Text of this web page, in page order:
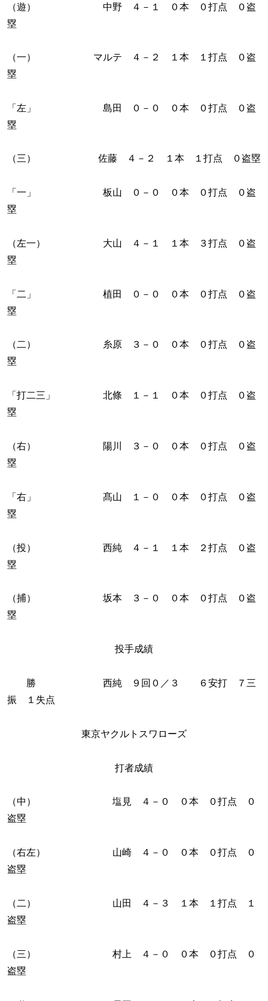
（遊） 中野 ４－１ ０本 ０打点 ０盗
塁
（一） マルテ ４－２ １本 １打点 ０盗
塁
「左」 島田 ０－０ ０本 ０打点 ０盗
塁
（三） 佐藤 ４－２ １本 １打点 ０盗塁
「一」 板山 ０－０ ０本 ０打点 ０盗
塁
（左一） 大山 ４－１ １本 ３打点 ０盗
塁
「二」 植田 ０－０ ０本 ０打点 ０盗
塁
（二） 糸原 ３－０ ０本 ０打点 ０盗
塁
「打二三」 北條 １－１ ０本 ０打点 ０盗
塁
（右） 陽川 ３－０ ０本 ０打点 ０盗
塁
「右」 髙山 １－０ ０本 ０打点 ０盗
塁
（投） 西純 ４－１ １本 ２打点 ０盗
塁
（捕） 坂本 ３－０ ０本 ０打点 ０盗
塁
投手成績
勝 西純 ９回０／３ ６安打 ７三
振 １失点
東京ヤクルトスワローズ
打者成績
（中） 塩見 ４－０ ０本 ０打点 ０
盗塁
（右左） 山崎 ４－０ ０本 ０打点 ０
盗塁
（二） 山田 ４－３ １本 １打点 １
盗塁
（三） 村上 ４－０ ０本 ０打点 ０
盗塁